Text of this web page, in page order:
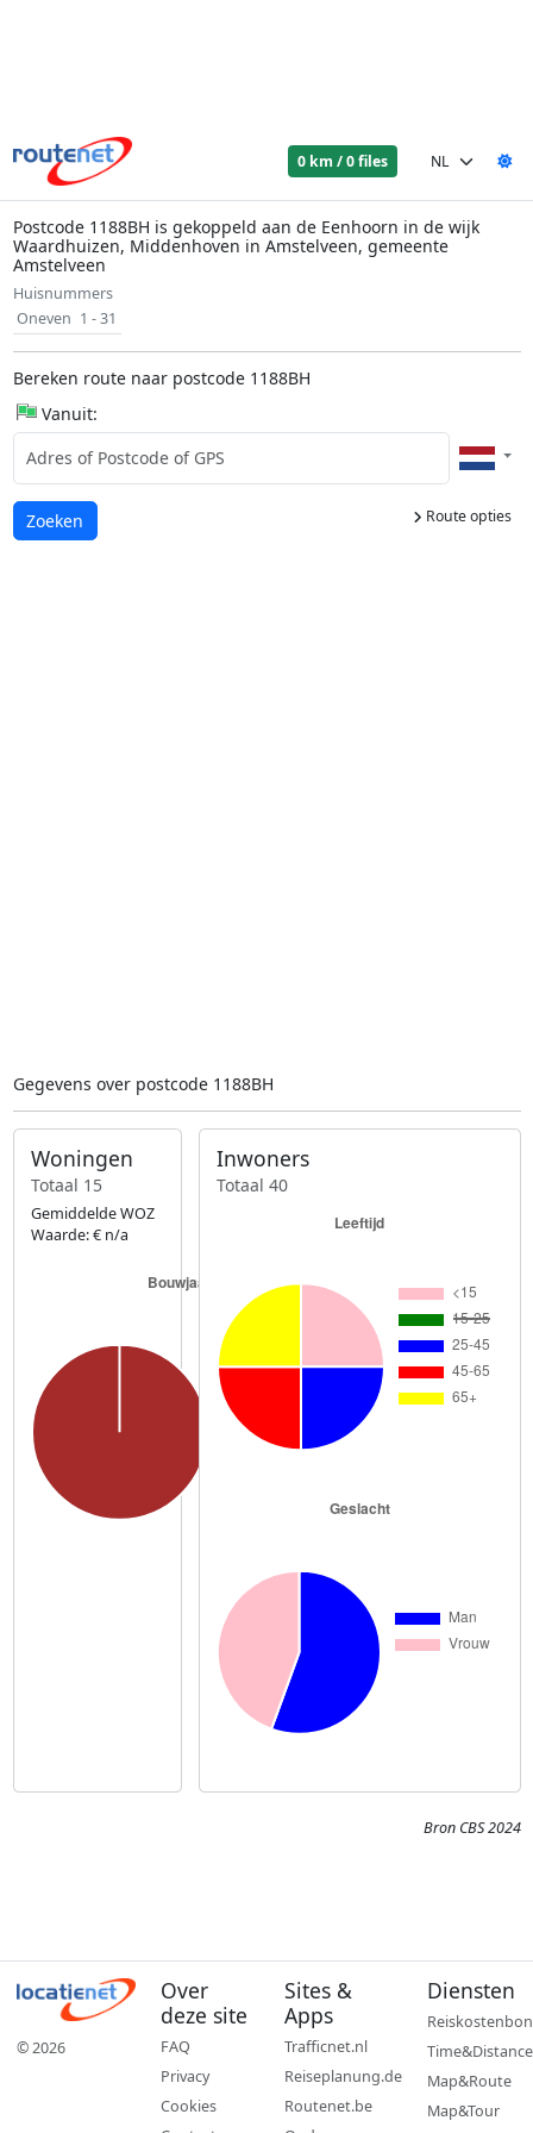
0 km / 0 files
Postcode 1188BH is gekoppeld aan de Eenhoorn in de wijk
Waardhuizen, Middenhoven in Amstelveen, gemeente
Amstelveen
Huisnummers
Oneven 1 - 31
Bereken route naar postcode 1188BH
Vanuit:
Route opties
Laden...
Zoeken
Gegevens over postcode 1188BH
Woningen
Totaal 15
Gemiddelde WOZ
Waarde: € n/a
Inwoners
Totaal 40
Bron CBS 2024
© 2026
Over
deze site
FAQ
Privacy
Cookies
Sites &
Apps
Trafficnet.nl
Reiseplanung.de
Routenet.be
Diensten
Reiskostenbon
Time&Distance
Map&Route
Map&Tour